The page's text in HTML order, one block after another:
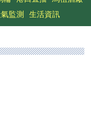
監測 生活資訊